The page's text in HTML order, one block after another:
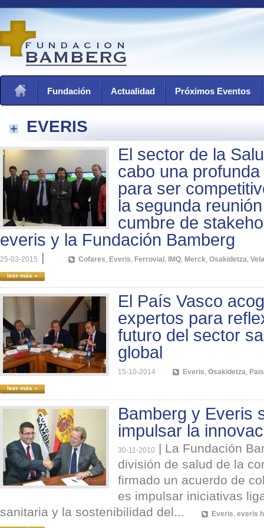
Fundación Actualidad Próximos Eventos
EVERIS
El sector de la
cabo una
para ser
la segunda
cumbre de
everis y la Fundación Bamberg
25-03-2015 | Cofares, Everis, Ferrovial , IMQ, Merck, Osakidetza,
leer más »
El País Vasco
expertos para
futuro del sector
global
15-10-2014 Everis, Osakidetza,
leer más »
Bamberg y Everis
impulsar la
30-11-2010 | La Fundación
división de salud de la
firmado un acuerdo de
es impulsar iniciativas
sanitaria y la sostenibilidad del...
Everis, everis